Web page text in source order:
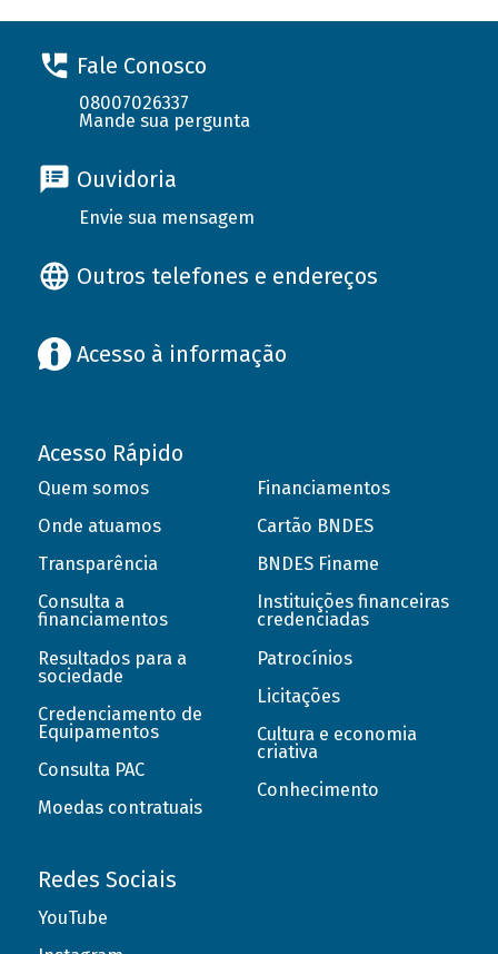
Fale Conosco
08007026337
Mande sua pergunta
Ouvidoria
Envie sua mensagem
Outros telefones e endereços
Acesso à informação
Acesso Rápido
Quem somos
Onde atuamos
Transparência
Consulta a
financiamentos
Resultados para a
sociedade
Credenciamento de
Equipamentos
Consulta PAC
Moedas contratuais
Financiamentos
Cartão BNDES
BNDES Finame
Instituições financeiras
credenciadas
Patrocínios
Licitações
Cultura e economia
criativa
Conhecimento
Redes Sociais
YouTube